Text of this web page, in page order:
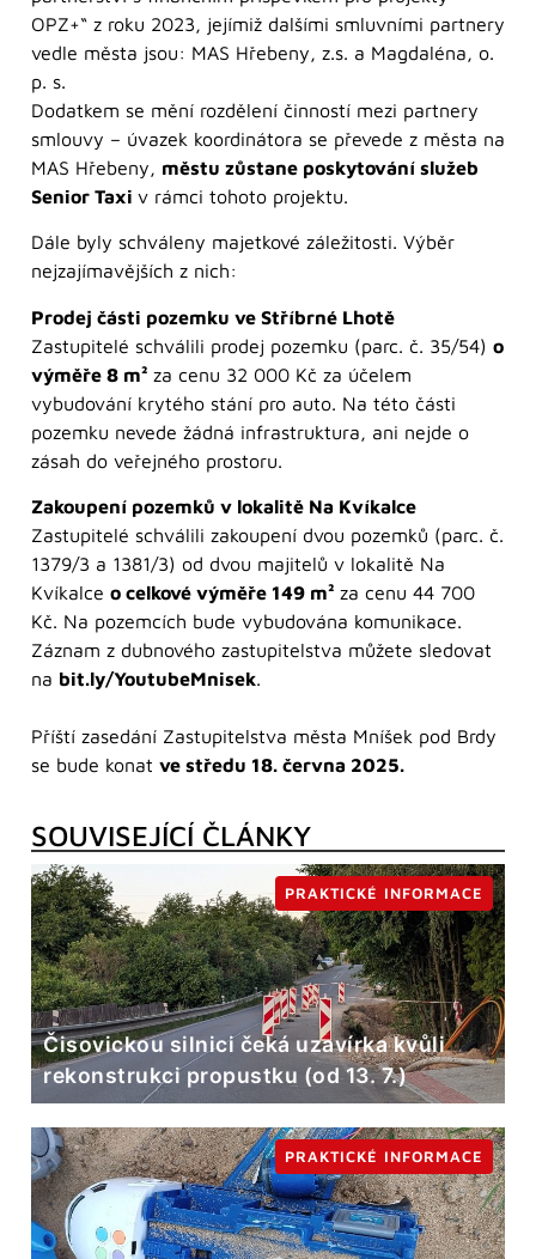
OPZ+“ z roku 2023, jejímiž dalšími smluvními partnery
vedle města jsou: MAS Hřebeny, z.s. a Magdaléna, o.
p. s.
Dodatkem se mění rozdělení činností mezi partnery
smlouvy – úvazek koordinátora se převede z města na
MAS Hřebeny, městu zůstane poskytování služeb
Senior Taxi v rámci tohoto projektu.
Dále byly schváleny majetkové záležitosti. Výběr
nejzajímavějších z nich:
Prodej části pozemku ve Stříbrné Lhotě
Zastupitelé schválili prodej pozemku (parc. č. 35/54) o
výměře 8 m² za cenu 32 000 Kč za účelem
vybudování krytého stání pro auto. Na této části
pozemku nevede žádná infrastruktura, ani nejde o
zásah do veřejného prostoru.
Zakoupení pozemků v lokalitě Na Kvíkalce
Zastupitelé schválili zakoupení dvou pozemků (parc. č.
1379/3 a 1381/3) od dvou majitelů v lokalitě Na
Kvíkalce o celkové výměře 149 m² za cenu 44 700
Kč. Na pozemcích bude vybudována komunikace.
Záznam z dubnového zastupitelstva můžete sledovat
na bit.ly/YoutubeMnisek.
Příští zasedání Zastupitelstva města Mníšek pod Brdy
se bude konat ve středu 18. června 2025.
SOUVISEJÍCÍ ČLÁNKY
Čisovickou silnici čeká uzavírka kvůli
rekonstrukci propustku (od 13. 7.)
PRAKTICKÉ INFORMACE
PRAKTICKÉ INFORMACE